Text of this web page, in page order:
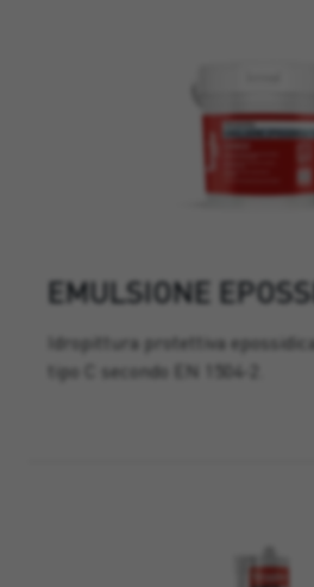
EMULSIONE
Idropittura protettiva
tipo C secondo EN 1504-2.